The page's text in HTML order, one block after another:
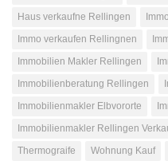
Haus verkaufne Rellingen
Immo verkaufen Rellingnen
Immobilien Makler Rellingen
Immobilienberatung Rellingen
Immobilienmakler Elbvororte
Immobilienmakler Rellingen
Thermograife
Wohnung Kauf